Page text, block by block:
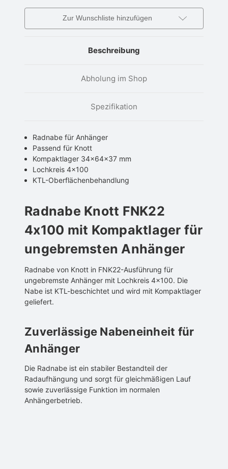
Zur Wunschliste hinzufügen
Beschreibung
Abholung im Shop
Spezifikation
Radnabe für Anhänger
Passend für Knott
Kompaktlager 34x64x37 mm
Lochkreis 4x100
KTL-Oberflächenbehandlung
Radnabe Knott FNK22
4x100 mit Kompaktlager für
ungebremsten Anhänger
Radnabe von Knott in FNK22-Ausführung für
ungebremste Anhänger mit Lochkreis 4x100. Die
Nabe ist KTL-beschichtet und wird mit Kompaktlager
geliefert.
Zuverlässige Nabeneinheit für
Anhänger
Die Radnabe ist ein stabiler Bestandteil der
Radaufhängung und sorgt für gleichmäßigen Lauf
sowie zuverlässige Funktion im normalen
Anhängerbetrieb.